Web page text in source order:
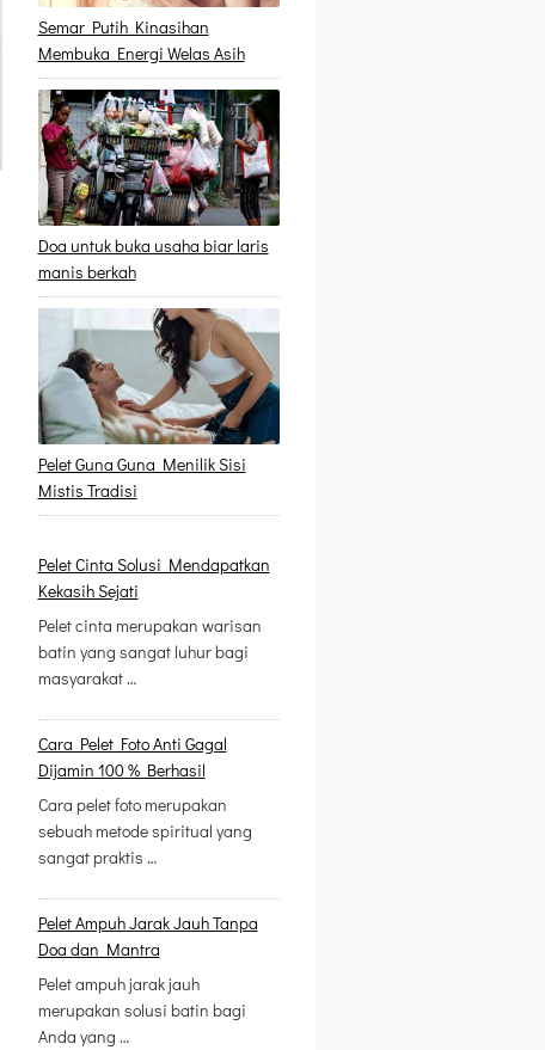
Semar Putih Kinasihan
Membuka Energi Welas Asih
Doa untuk buka usaha biar laris
manis berkah
Pelet Guna Guna Menilik Sisi
Mistis Tradisi
Pelet Cinta Solusi Mendapatkan
Kekasih Sejati
Pelet cinta merupakan warisan
batin yang sangat luhur bagi
masyarakat …
Cara Pelet Foto Anti Gagal
Dijamin 100 % Berhasil
Cara pelet foto merupakan
sebuah metode spiritual yang
sangat praktis …
Pelet Ampuh Jarak Jauh Tanpa
Doa dan Mantra
Pelet ampuh jarak jauh
merupakan solusi batin bagi
Anda yang …